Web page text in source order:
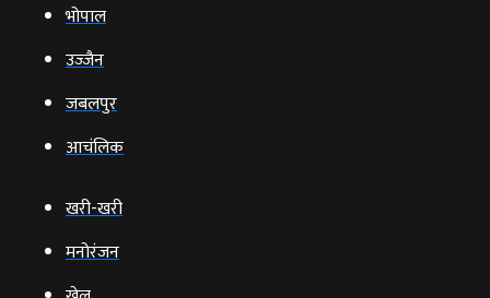
भोपाल
उज्‍जैन
जबलपुर
आचंलिक
खरी-खरी
मनोरंजन